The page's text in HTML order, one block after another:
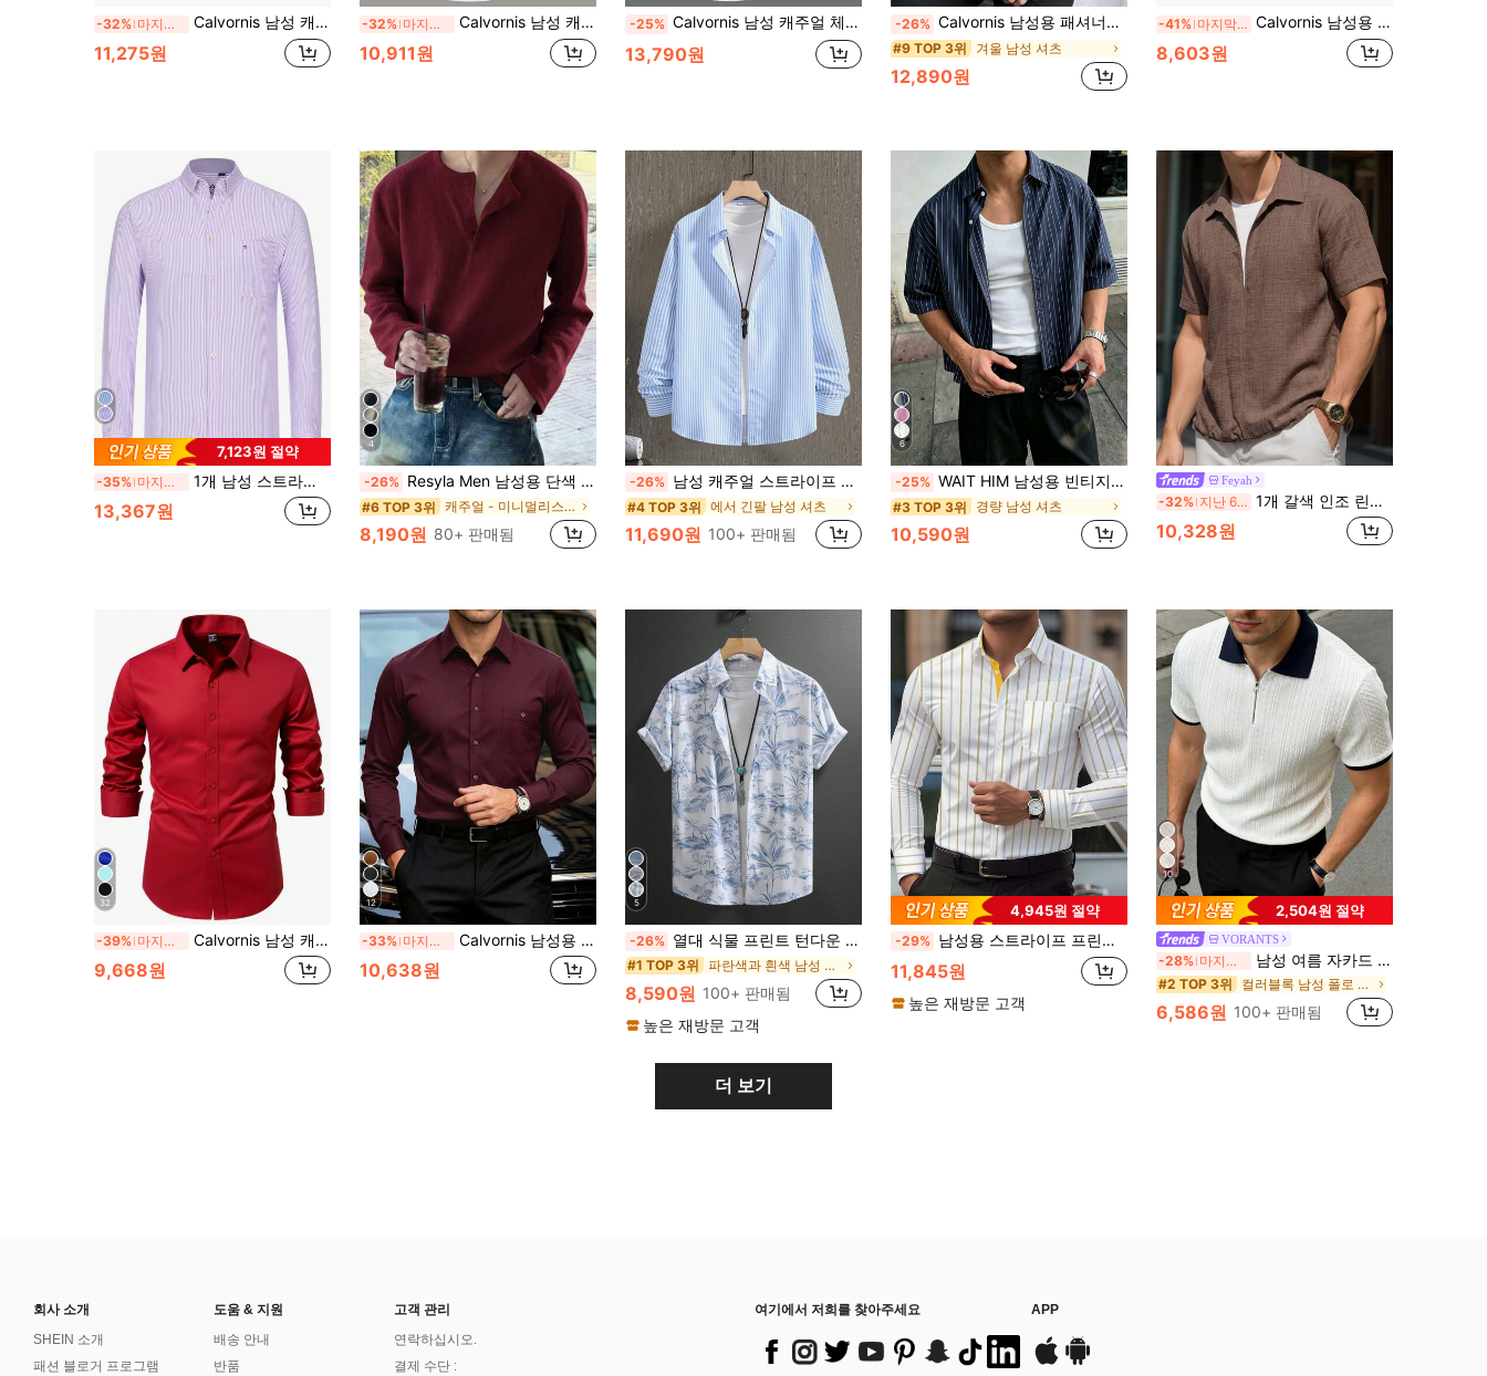
-32% 마지막 2일 Calvornis 남성 캐주얼 비즈니스 대비 컬러 버튼 긴팔 셔츠 남성 럭셔리 셔츠 로열 블루 및 오렌지 디자이너 정장, 의식
11,275원
-32% 마지막 2일 Calvornis 남성 캐주얼 프린트 긴팔 정장 셔츠, 슬림핏 버튼업 셔츠, 플레인 비즈니스, 남성 화이트 드레스 셔츠, 슬림핏 화이트 셔츠 남성, 가을, 행사용
10,911원
-25% Calvornis 남성 캐주얼 체크 프린트 포켓 패치 긴팔 정장 셔츠, 남자친구 선물용, 가을, 행사
13,790원
-26% Calvornis 남성용 패셔너블 비즈니스 캐주얼 프린트 스트라이프 긴팔 셔츠, 가을용, 정장용
#9 TOP 3위 겨울 남성 셔츠
12,890원
-41% 마지막 2일 Calvornis 남성용 솔리드 컬러 긴팔 정장 셔츠, 가을, 행사
8,603원
7,123원 절약
-35% 마지막 2일 1개 남성 스트라이프 옥스포드 긴팔 캐주얼 셔츠, 봄/가을
13,367원
4
-26% Resyla Men 남성용 단색 미니멀리스트 긴팔 티셔츠, 캐주얼한 일상복
#6 TOP 3위 캐주얼 - 미니멀리스트 스타일 남성 티셔츠
8,190원 80+ 판매됨
-26% 남성 캐주얼 스트라이프 버튼업 긴팔 셔츠, 폴리에스터, 봄 & 여름 적합, 약간 오버사이즈
#4 TOP 3위 에서 긴팔 남성 셔츠
11,690원 100+ 판매됨
6
-25% WAIT HIM 남성용 빈티지 세로 스트라이프 반팔 셔츠, 봄/여름 경량 통기성 루즈핏 버튼업 셔츠, 캐주얼 실루엣 셔츠, 리조트웨어
#3 TOP 3위 경량 남성 셔츠
10,590원
Feyah
-32% 지난 6 시간 1개 갈색 인조 린넨 질감 남성 반팔 폴로 셔츠, 남성 풀오버 탑, 편안한 다용도 반개방 V넥, 캐주얼 휴가 스타일, 기계 세탁 가능, 해변 휴가, 섬 여행, 풀사이드
10,328원
32
-39% 마지막 2일 Calvornis 남성 캐주얼 솔리드 컬러 긴팔 정장 셔츠, 가을, 행사
9,668원
12
-33% 마지막 2일 Calvornis 남성용 드레스 셔츠 솔리드 긴팔 스트레치 주름 방지 정장 셔츠 비즈니스 캐주얼 버튼다운 셔츠, 행사용
10,638원
5
-26% 열대 식물 프린트 턴다운 칼라 버튼 전면 여름 캐주얼 반팔 셔츠, 남성용
#1 TOP 3위 파란색과 흰색 남성 셔츠
8,590원 100+ 판매됨
높은 재방문 고객
4,945원 절약
-29% 남성용 스트라이프 프린트 긴팔 드레스 셔츠
11,845원
높은 재방문 고객
10
2,504원 절약
VORANTS
-28% 마지막 2일 남성 여름 자카드 텍스처 대비 컬러 하프집 폴로 셔츠, 캐주얼 미니멀리스트 어반 성숙한 영국 신사 스타일, 스마트 캐주얼
#2 TOP 3위 컬러블록 남성 폴로 셔츠
6,586원 100+ 판매됨
더 보기
회사 소개
SHEIN 소개
패션 블로거 프로그램
도움 & 지원
배송 안내
반품
고객 관리
연락하십시오.
결제 수단 :
여기에서 저희를 찾아주세요 APP